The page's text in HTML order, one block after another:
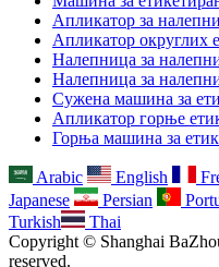
Апликатор за
Апликатор округлих
Налепница за
Налепница за
Сужена машина за
Апликатор горње
Горња машина за
Arabic English
Japanese
Persian
Turkish
Thai
Copyright © Shanghai
reserved.